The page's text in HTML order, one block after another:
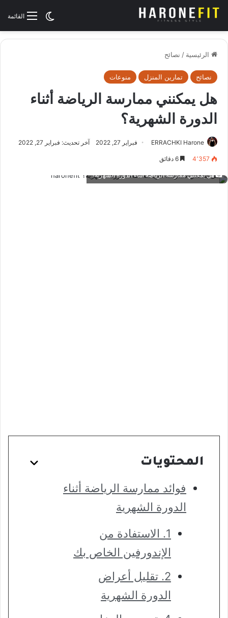
القائمةالوضع
الرئيسية / نصائح
نصائح تمارين المنزل منوعات
هل يمكنني ممارسة الرياضة أثناء
الدورة الشهرية؟
ERRACHKI Harone فبراير 27, 2022 آخر تحديث: فبراير 27, 2022
4٬357
هل يمكنني ممارسة الرياضة أثناء الدورة الشهرية؟
المحتويات
فوائد ممارسة الرياضة أثناء
الدورة الشهرية
1. الاستفادة من
الإندورفين الخاص بك
2. تقليل أعراض
الدورة الشهرية